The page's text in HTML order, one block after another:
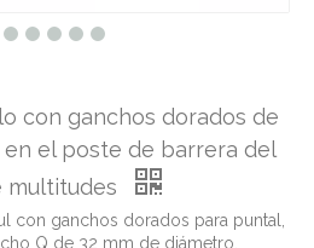
con ganchos dorados de
el poste de barrera del
multitudes
con ganchos dorados para puntal,
Q de 32 mm de diámetro,